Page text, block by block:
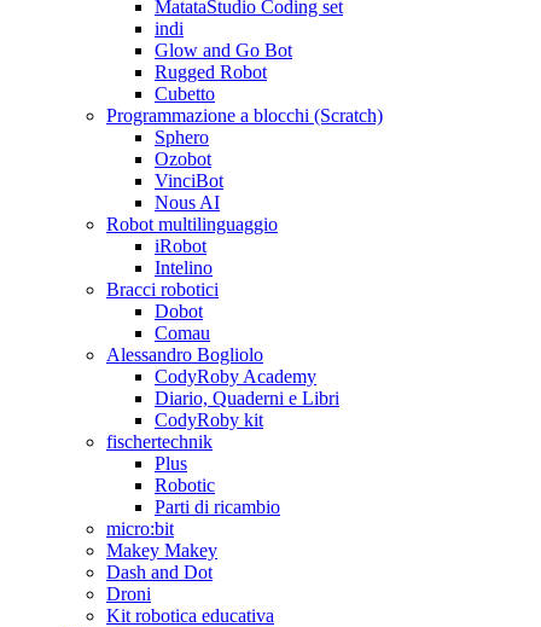
MatataStudio Coding set
indi
Glow and Go Bot
Rugged Robot
Cubetto
Programmazione a blocchi (Scratch)
Sphero
Ozobot
VinciBot
Nous AI
Robot multilinguaggio
iRobot
Intelino
Bracci robotici
Dobot
Comau
Alessandro Bogliolo
CodyRoby Academy
Diario, Quaderni e Libri
CodyRoby kit
fischertechnik
Plus
Robotic
Parti di ricambio
micro:bit
Makey Makey
Dash and Dot
Droni
Kit robotica educativa